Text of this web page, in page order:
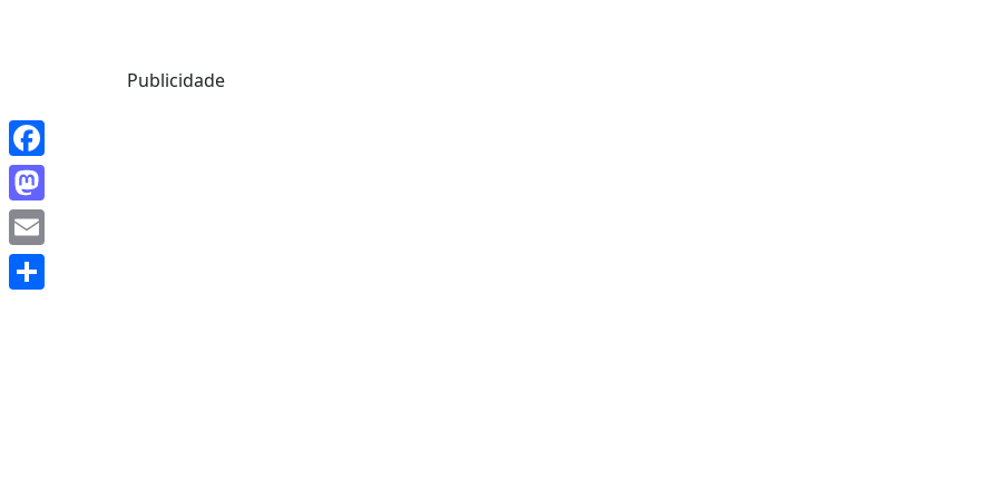
Publicidade
Facebook
Mastodon
Email